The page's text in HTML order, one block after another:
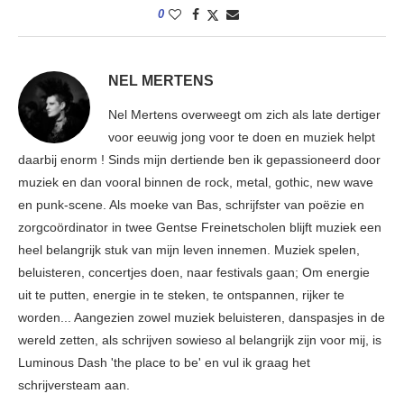
0
NEL MERTENS
Nel Mertens overweegt om zich als late dertiger
voor eeuwig jong voor te doen en muziek helpt
daarbij enorm ! Sinds mijn dertiende ben ik gepassioneerd door
muziek en dan vooral binnen de rock, metal, gothic, new wave
en punk-scene. Als moeke van Bas, schrijfster van poëzie en
zorgcoördinator in twee Gentse Freinetscholen blijft muziek een
heel belangrijk stuk van mijn leven innemen. Muziek spelen,
beluisteren, concertjes doen, naar festivals gaan; Om energie
uit te putten, energie in te steken, te ontspannen, rijker te
worden... Aangezien zowel muziek beluisteren, danspasjes in de
wereld zetten, als schrijven sowieso al belangrijk zijn voor mij, is
Luminous Dash 'the place to be' en vul ik graag het
schrijversteam aan.